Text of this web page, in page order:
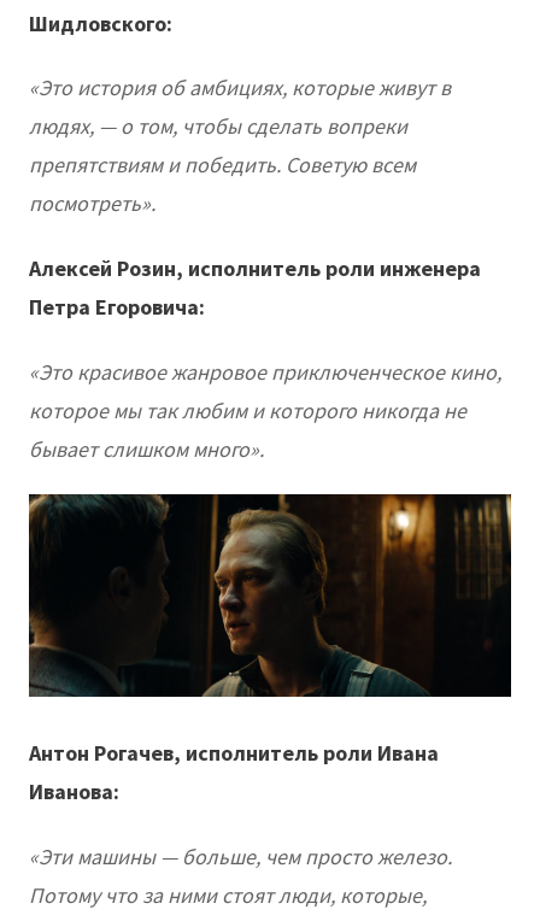
Шидловского:
«Это история об амбициях, которые живут в
людях, — о том, чтобы сделать вопреки
препятствиям и победить. Советую всем
посмотреть».
Алексей Розин, исполнитель роли инженера
Петра Егоровича:
«Это красивое жанровое приключенческое кино,
которое мы так любим и которого никогда не
бывает слишком много».
Антон Рогачев, исполнитель роли Ивана
Иванова:
«Эти машины — больше, чем просто железо.
Потому что за ними стоят люди, которые,